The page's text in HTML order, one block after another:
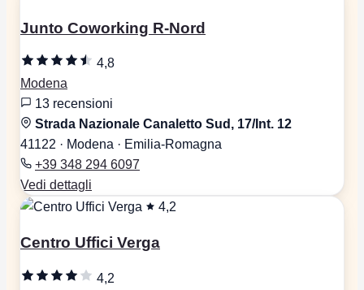
Junto Coworking R-Nord
4,8
Modena
13 recensioni
Strada Nazionale Canaletto Sud, 17/Int. 12
41122 · Modena · Emilia-Romagna
+39 348 294 6097
Vedi dettagli
4,2
Centro Uffici Verga
4,2